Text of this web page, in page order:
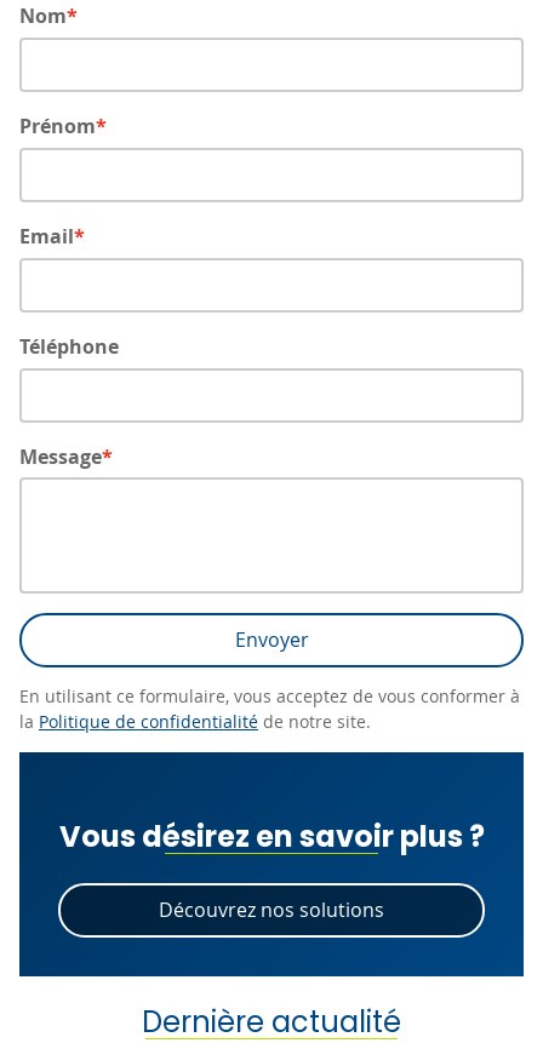
Nom
Prénom
Email
Téléphone
Message
Envoyer
En utilisant ce formulaire, vous acceptez de vous conformer à
la Politique de confidentialité de notre site.
Vous désirez en savoir plus ?
Découvrez nos solutions
Dernière actualité